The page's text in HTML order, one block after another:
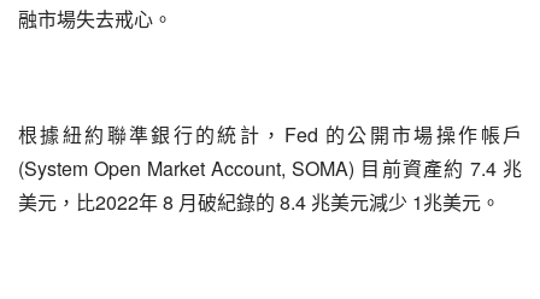
融市場失去戒心。
根據紐約聯準銀行的統計，Fed 的公開市場操作帳戶
(System Open Market Account, SOMA) 目前資產約 7.4 兆
美元，比2022年 8 月破紀錄的 8.4 兆美元減少 1兆美元。